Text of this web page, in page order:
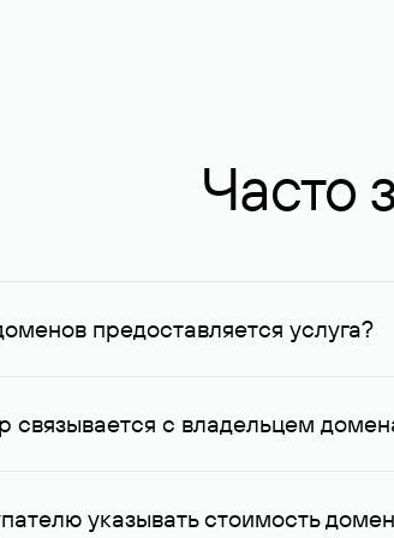
Часто
предоставляется услуга?
для доменов, зарегистрированных в
связывается с владельцем
домена используются его
указывать стоимость